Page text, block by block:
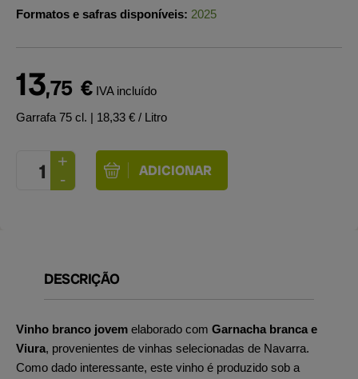
Formatos e safras disponíveis: 2025
13,75 € IVA incluído
Garrafa 75 cl. | 18,33 € / Litro
DESCRIÇÃO
Vinho branco jovem elaborado com Garnacha branca e
Viura, provenientes de vinhas selecionadas de Navarra.
Como dado interessante, este vinho é produzido sob a